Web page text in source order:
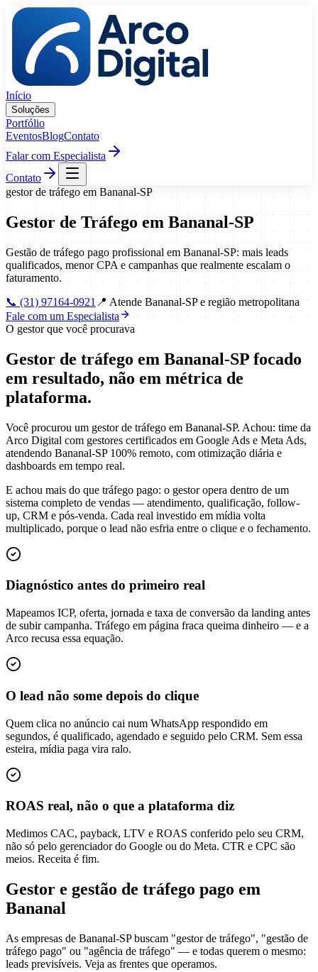
Pular para o conteúdo
Início
Soluções
Portfólio
EventosBlogContato
Falar com Especialista
Contato
gestor de tráfego em Bananal-SP
Gestor de Tráfego em Bananal-SP
Gestão de tráfego pago profissional em Bananal-SP: mais leads
qualificados, menor CPA e campanhas que realmente escalam o
faturamento.
📞 (31) 97164-0921 📍 Atende Bananal-SP e região metropolitana
Fale com um Especialista
O gestor que você procurava
Gestor de tráfego em Bananal-SP focado
em resultado, não em métrica de
plataforma.
Você procurou um gestor de tráfego em Bananal-SP. Achou: time da
Arco Digital com gestores certificados em Google Ads e Meta Ads,
atendendo Bananal-SP 100% remoto, com otimização diária e
dashboards em tempo real.
E achou mais do que tráfego pago: o gestor opera dentro de um
sistema completo de vendas — atendimento, qualificação, follow-
up, CRM e pós-venda. Cada real investido em mídia volta
multiplicado, porque o lead não esfria entre o clique e o fechamento.
Diagnóstico antes do primeiro real
Mapeamos ICP, oferta, jornada e taxa de conversão da landing antes
de subir campanha. Tráfego em página fraca queima dinheiro — e a
Arco recusa essa equação.
O lead não some depois do clique
Quem clica no anúncio cai num WhatsApp respondido em
segundos, é qualificado, agendado e seguido pelo CRM. Sem essa
esteira, mídia paga vira ralo.
ROAS real, não o que a plataforma diz
Medimos CAC, payback, LTV e ROAS conferido pelo seu CRM,
não só pelo gerenciador do Google ou do Meta. CTR e CPC são
meios. Receita é fim.
Gestor e gestão de tráfego pago em
Bananal
As empresas de Bananal-SP buscam "gestor de tráfego", "gestão de
tráfego pago" ou "agência de tráfego" — e todas querem o mesmo:
leads previsíveis. Veja as frentes que operamos.